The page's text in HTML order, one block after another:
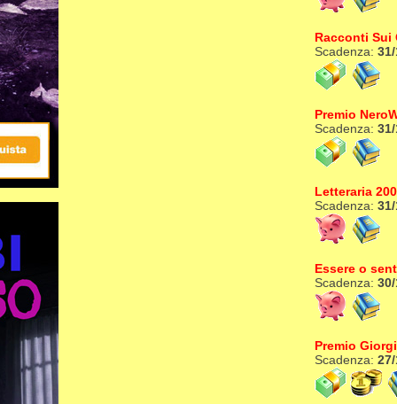
Racconti Sui
Scadenza:
Premio
Scadenza:
Letteraria
Scadenza:
Essere o
Scadenza:
Premio
Scadenza: